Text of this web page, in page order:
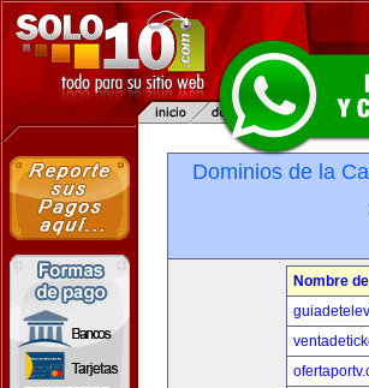
Dominios de la
Nombre